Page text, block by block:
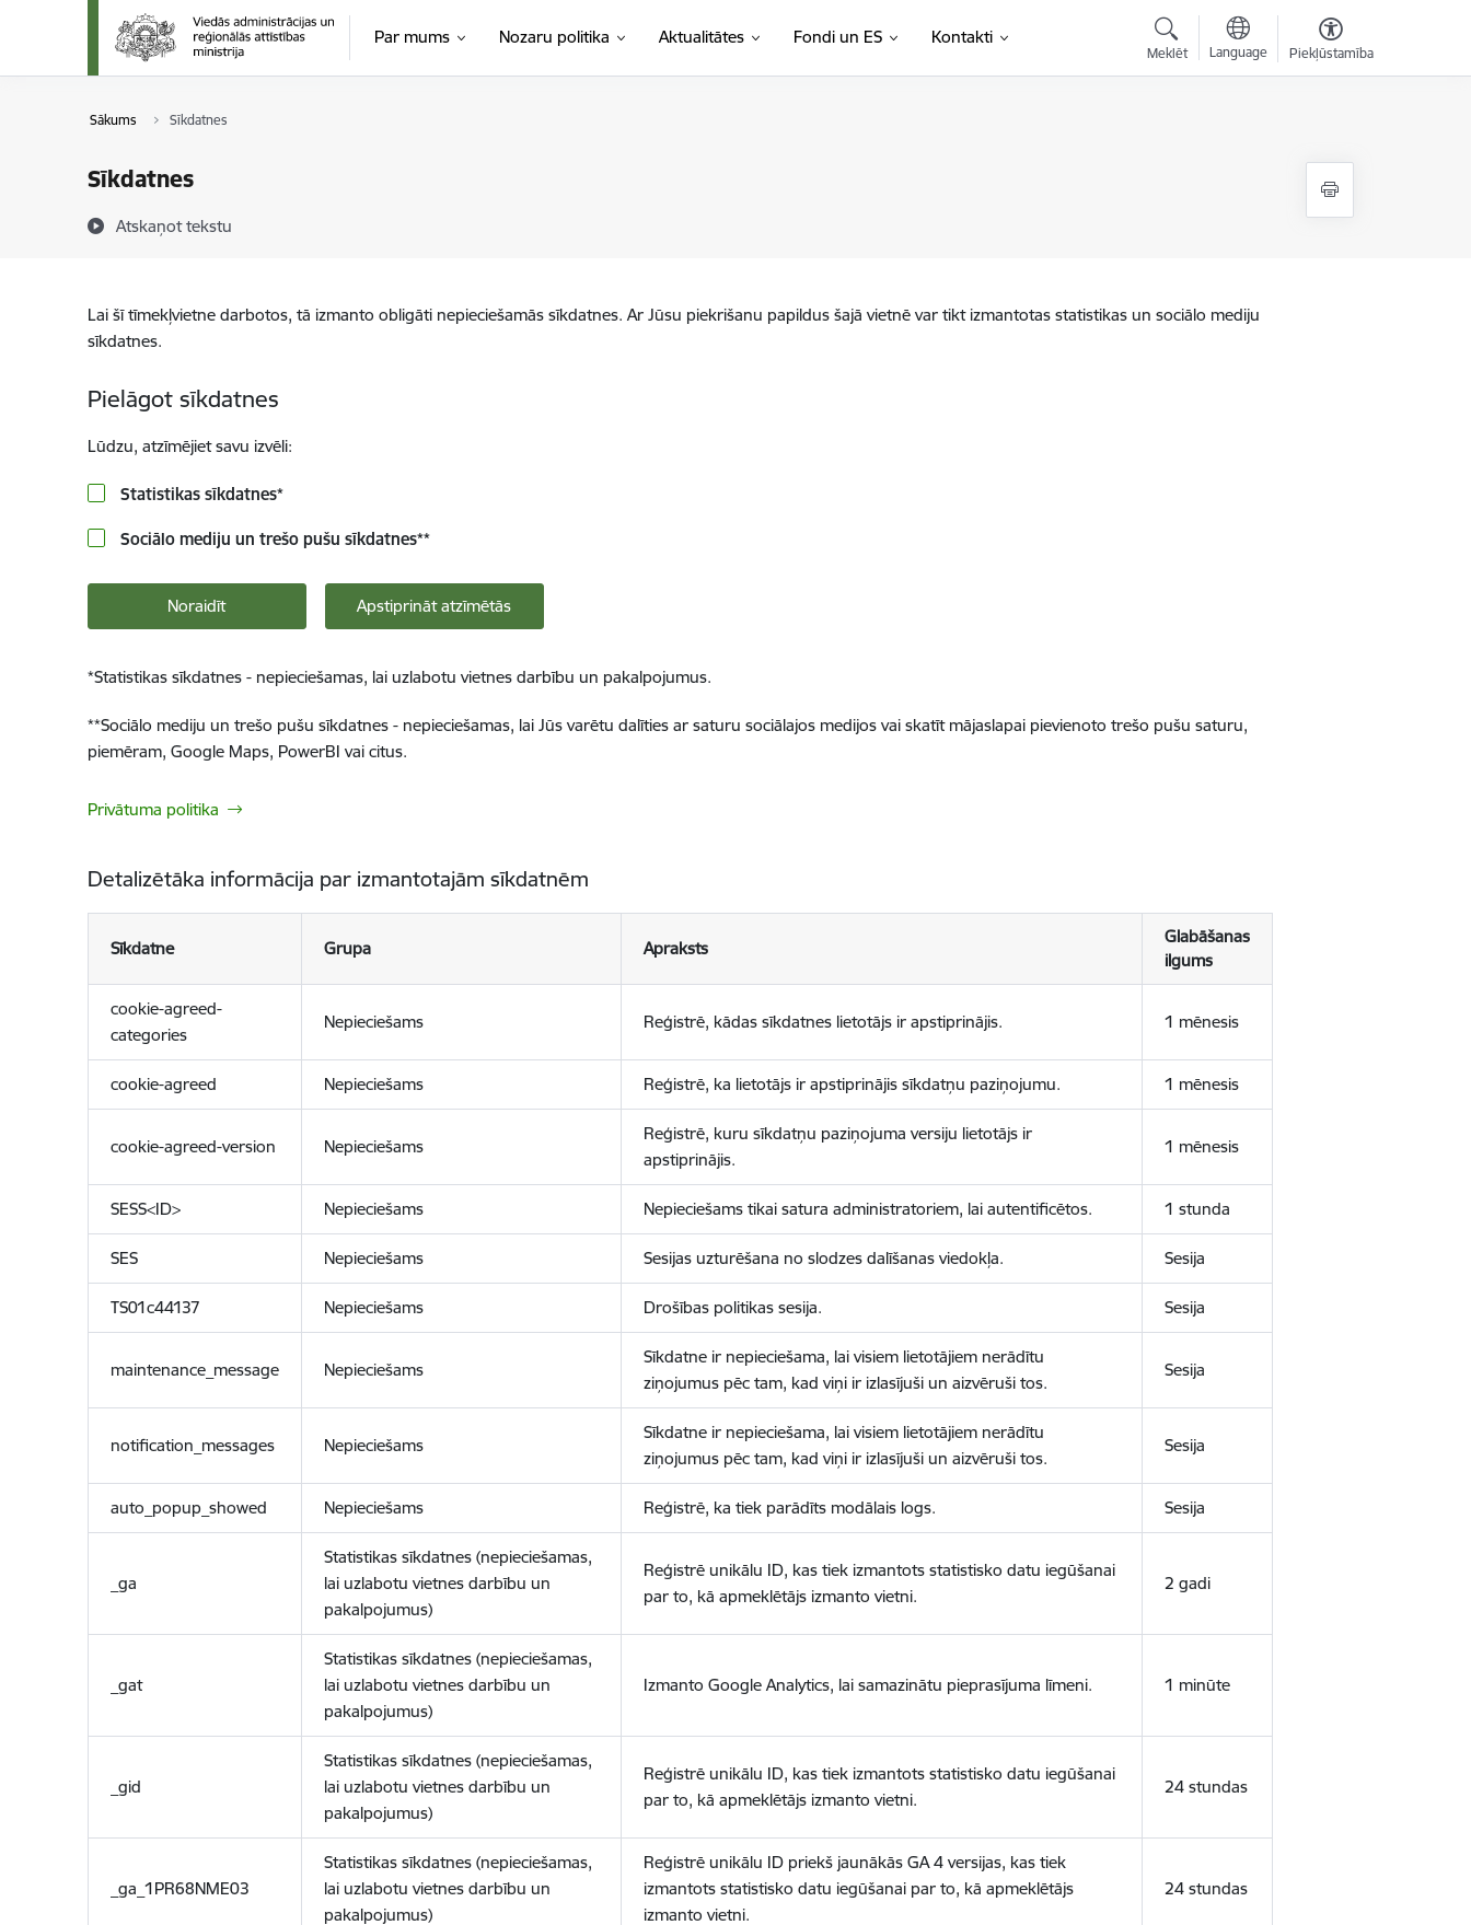
Pāriet uz lapas saturu
Par mums Nozaru politika Aktualitātes Fondi un ES Kontakti
Meklēt Language Piekļūstamība
Sākums Sīkdatnes
Sīkdatnes
Atskaņot tekstu
Lai šī tīmekļvietne darbotos, tā izmanto obligāti nepieciešamās sīkdatnes. Ar Jūsu piekrišanu papildus šajā vietnē var tikt izmantotas statistikas un sociālo mediju
sīkdatnes.
Pielāgot sīkdatnes
Lūdzu, atzīmējiet savu izvēli:
Statistikas sīkdatnes*
Sociālo mediju un trešo pušu sīkdatnes**
Noraidīt Apstiprināt atzīmētās
*Statistikas sīkdatnes - nepieciešamas, lai uzlabotu vietnes darbību un pakalpojumus.
**Sociālo mediju un trešo pušu sīkdatnes - nepieciešamas, lai Jūs varētu dalīties ar saturu sociālajos medijos vai skatīt mājaslapai pievienoto trešo pušu saturu,
piemēram, Google Maps, PowerBI vai citus.
Privātuma politika
Detalizētāka informācija par izmantotajām sīkdatnēm
Sīkdatne Grupa Apraksts
Glabāšanas
ilgums
cookie-agreed-
categories
Nepieciešams Reģistrē, kādas sīkdatnes lietotājs ir apstiprinājis. 1 mēnesis
cookie-agreed Nepieciešams Reģistrē, ka lietotājs ir apstiprinājis sīkdatņu paziņojumu. 1 mēnesis
cookie-agreed-version Nepieciešams
Reģistrē, kuru sīkdatņu paziņojuma versiju lietotājs ir
apstiprinājis.
1 mēnesis
SESS<ID> Nepieciešams Nepieciešams tikai satura administratoriem, lai autentificētos. 1 stunda
SES Nepieciešams Sesijas uzturēšana no slodzes dalīšanas viedokļa. Sesija
TS01c44137 Nepieciešams Drošības politikas sesija. Sesija
maintenance_message Nepieciešams
Sīkdatne ir nepieciešama, lai visiem lietotājiem nerādītu
ziņojumus pēc tam, kad viņi ir izlasījuši un aizvēruši tos.
Sesija
notification_messages Nepieciešams
Sīkdatne ir nepieciešama, lai visiem lietotājiem nerādītu
ziņojumus pēc tam, kad viņi ir izlasījuši un aizvēruši tos.
Sesija
auto_popup_showed Nepieciešams Reģistrē, ka tiek parādīts modālais logs. Sesija
_ga
Statistikas sīkdatnes (nepieciešamas,
lai uzlabotu vietnes darbību un
pakalpojumus)
Reģistrē unikālu ID, kas tiek izmantots statistisko datu iegūšanai
par to, kā apmeklētājs izmanto vietni.
2 gadi
_gat
Statistikas sīkdatnes (nepieciešamas,
lai uzlabotu vietnes darbību un
pakalpojumus)
Izmanto Google Analytics, lai samazinātu pieprasījuma līmeni. 1 minūte
_gid
Statistikas sīkdatnes (nepieciešamas,
lai uzlabotu vietnes darbību un
pakalpojumus)
Reģistrē unikālu ID, kas tiek izmantots statistisko datu iegūšanai
par to, kā apmeklētājs izmanto vietni.
24 stundas
_ga_1PR68NME03
Statistikas sīkdatnes (nepieciešamas,
lai uzlabotu vietnes darbību un
pakalpojumus)
Reģistrē unikālu ID priekš jaunākās GA 4 versijas, kas tiek
izmantots statistisko datu iegūšanai par to, kā apmeklētājs
izmanto vietni.
24 stundas